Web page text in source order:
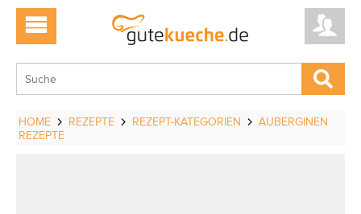
HOME REZEPTE REZEPT-KATEGORIEN
AUBERGINEN
REZEPTE